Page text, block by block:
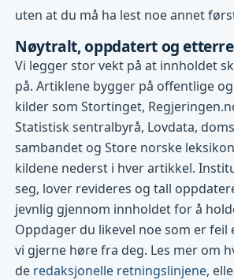
uten at du må ha lest noe annet
Nøytralt, oppdatert og
Vi legger stor vekt på at innholdet
på. Artiklene bygger på offentlige
kilder som Stortinget,
Statistisk sentralbyrå, Lovdata,
sambandet og Store norske
kildene nederst i hver artikkel.
seg, lover revideres og tall
jevnlig gjennom innholdet for å
Oppdager du likevel noe som er feil
vi gjerne høre fra deg. Les mer om
de redaksjonelle retningslinjene,